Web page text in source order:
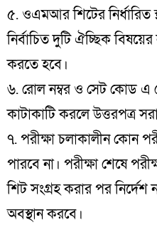
৫. ওএমআর শিটের নির্ধারিত
নির্বাচিত দুটি ঐচ্ছিক
করতে হবে।
৬. রোল নম্বর ও সেট কোড এ
কাটাকাটি করলে উত্তরপত্র
৭. পরীক্ষা চলাকালীন কোন
পারবে না। পরীক্ষা শেষে
শিট সংগ্রহ করার পর নির্দেশ
অবস্থান করবে।